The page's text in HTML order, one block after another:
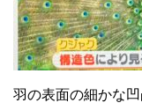
羽の表面の細かな